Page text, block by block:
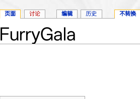
FurryGala
页面 讨论 编辑 历史 不转换